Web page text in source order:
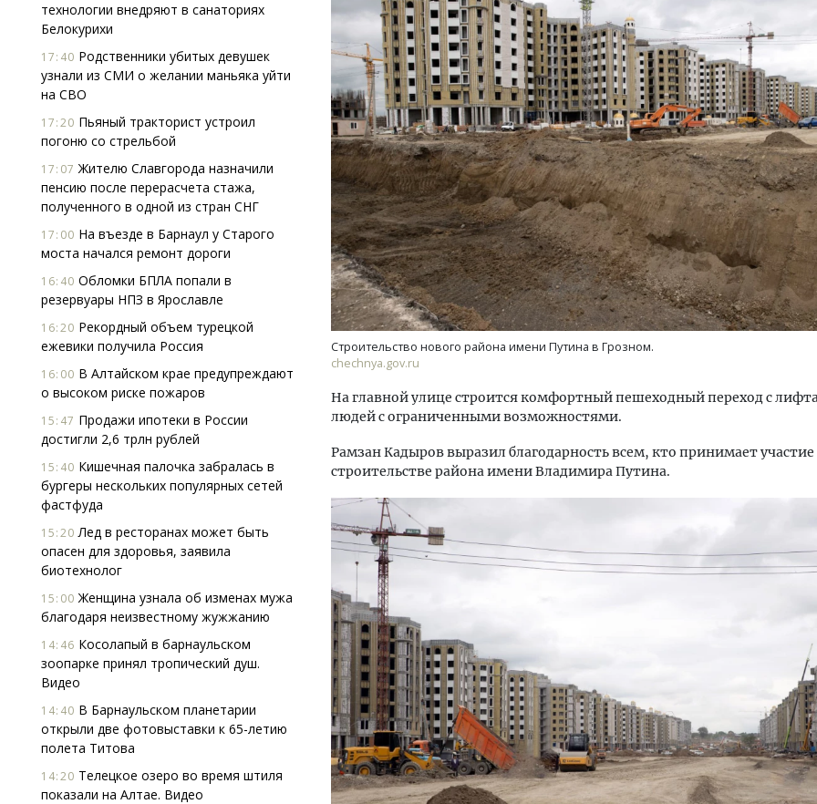
технологии внедряют в санаториях
Белокурихи
17:40 Родственники убитых девушек
узнали из СМИ о желании маньяка уйти
на СВО
17:20 Пьяный тракторист устроил
погоню со стрельбой
17:07 Жителю Славгорода назначили
пенсию после перерасчета стажа,
полученного в одной из стран СНГ
17:00 На въезде в Барнаул у Старого
моста начался ремонт дороги
16:40 Обломки БПЛА попали в
резервуары НПЗ в Ярославле
16:20 Рекордный объем турецкой
ежевики получила Россия
16:00 В Алтайском крае предупреждают
о высоком риске пожаров
15:47 Продажи ипотеки в России
достигли 2,6 трлн рублей
15:40 Кишечная палочка забралась в
бургеры нескольких популярных сетей
фастфуда
15:20 Лед в ресторанах может быть
опасен для здоровья, заявила
биотехнолог
15:00 Женщина узнала об изменах мужа
благодаря неизвестному жужжанию
14:46 Косолапый в барнаульском
зоопарке принял тропический душ.
Видео
14:40 В Барнаульском планетарии
открыли две фотовыставки к 65-летию
полета Титова
14:20 Телецкое озеро во время штиля
показали на Алтае. Видео
Строительство нового района имени Путина в Грозном.
chechnya.gov.ru
На главной улице строится комфортный пешеходный переход с
людей с ограниченными возможностями.
Рамзан Кадыров выразил благодарность всем, кто принимает участие
строительстве района имени Владимира Путина.